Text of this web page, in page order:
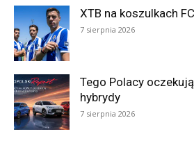
XTB na koszulkach
7 sierpnia 2026
Tego Polacy
hybrydy
7 sierpnia 2026